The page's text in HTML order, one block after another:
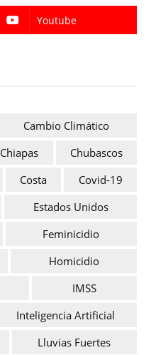
Youtube
Cambio Climático
Chiapas
Chubascos
Costa
Covid-19
Estados Unidos
Feminicidio
Homicidio
IMSS
Inteligencia Artificial
Lluvias Fuertes